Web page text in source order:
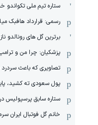
ستاره تیم ملی تکواندو
رسمی: قرارداد هافبک
برترین گل های رونالدو
پزشکیان: چرا من و
تصاویری که باعث
پول سعودی ته کشید،
ستاره سابق پرسپولیس
خانم گل فوتبال ایران